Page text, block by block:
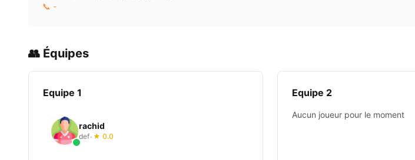
📞 -
👥 Équipes
Equipe 1
rachid
def• ★ 0.0
Equipe 2
Aucun joueur pour le moment